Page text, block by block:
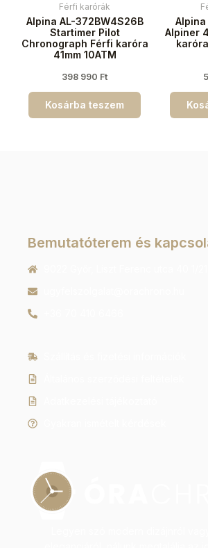
Férfi karórák
Alpina AL-372BW4S26B
Startimer Pilot
Chronograph Férfi karóra
41mm 10ATM
398 990 Ft
Kosárba teszem
Alpina
Alpiner
Bemutatóterem és